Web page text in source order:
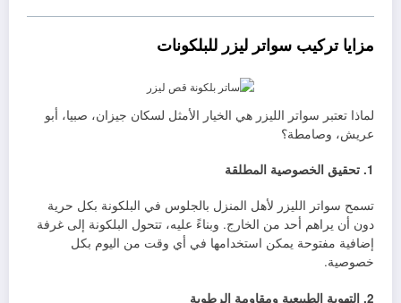
مزايا تركيب سواتر ليزر للبلكونات
لماذا تعتبر سواتر الليزر هي الخيار الأمثل لسكان جيزان، صبيا، أبو
عريش، وصامطة؟
1. تحقيق الخصوصية المطلقة
تسمح سواتر الليزر لأهل المنزل بالجلوس في البلكونة بكل حرية
دون أن يراهم أحد من الخارج. وبناءً عليه، تتحول البلكونة إلى غرفة
إضافية مفتوحة يمكن استخدامها في أي وقت من اليوم بكل
خصوصية.
2. التهوية الطبيعية ومقاومة الرطوبة